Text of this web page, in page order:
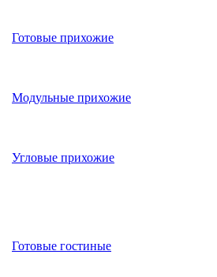
Готовые прихожие
Модульные прихожие
Угловые прихожие
Готовые гостиные